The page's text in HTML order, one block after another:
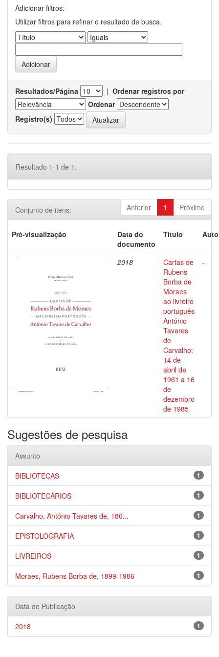
Adicionar filtros:
Utilizar filtros para refinar o resultado de busca.
Resultados/Página | Ordenar registros por
Ordenar
Registro(s)
Resultado 1-1 de 1.
Anterior 1 Próximo
Conjunto de itens:
Pré-visualização
Data do
documento
Título
2018
Cartas de
Rubens
Borba de
Moraes
ao livreiro
português
António
Tavares
de
Carvalho:
14 de
abril de
1961 a 16
de
dezembro
de 1985
-
Sugestões de pesquisa
Assunto
1
BIBLIOTECAS
1
BIBLIOTECÁRIOS
1
Carvalho, António Tavares de, 186...
1
EPISTOLOGRAFIA
1
LIVREIROS
1
Moraes, Rubens Borba de, 1899-1986
Data de Publicação
1
2018